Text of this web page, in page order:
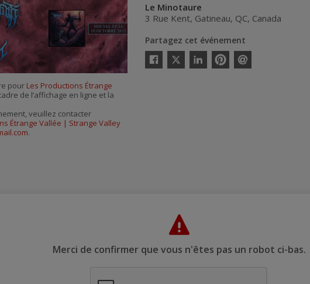
Le Minotaure
3 Rue Kent, Gatineau, QC, Canada
Partagez cet événement
Facebook
Twitter
LinkedinPinterestEnvoyer
pour Les Productions Étrange
de l’affichage en ligne et la
veuillez contacter
Étrange Vallée | Strange Valley
.
Merci de confirmer que vous n'êtes pas un robot ci-bas.